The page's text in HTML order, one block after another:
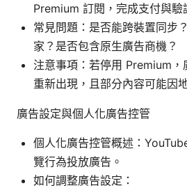
Premium 訂閱，完成支付與驗
常見問題：是否能跨裝置同步
家？是否包含原生廣告商機？
注意事項：若停用 Premium，
重新出現，且部分內容可能因
廣告設定與個人化廣告控管
個人化廣告控管概述：
覽行為投放廣告。
如何調整廣告設定：